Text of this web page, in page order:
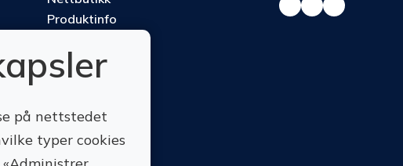
Produktinfo
Om oss
Kontakt oss
på nettstedet
typer cookies